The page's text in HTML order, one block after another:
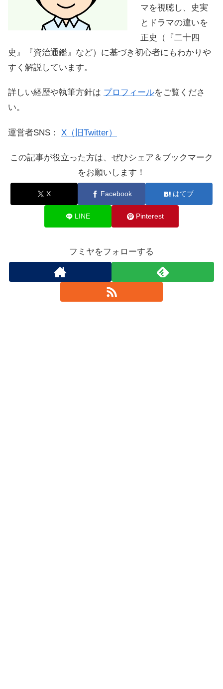
マを視聴し、史実
とドラマの違いを
正史（『二十四
史』『資治通鑑』など）に基づき初心者にもわかりや
すく解説しています。
詳しい経歴や執筆方針は プロフィールをご覧くださ
い。
運営者SNS： X（旧Twitter）
この記事が役立った方は、ぜひシェア＆ブックマーク
をお願いします！
X Facebook はてブ
LINE Pinterest
フミヤをフォローする